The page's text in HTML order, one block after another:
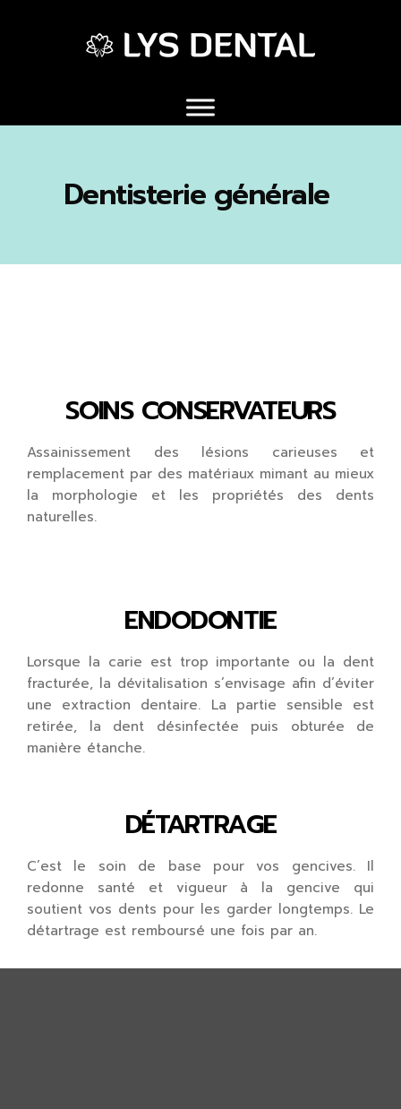
Dentisterie générale
SOINS CONSERVATEURS​​​​
Assainissement des lésions carieuses et
remplacement par des matériaux mimant au mieux
la morphologie et les propriétés des dents
naturelles.
ENDODONTIE​
Lorsque la carie est trop importante ou la dent
fracturée, la dévitalisation s’envisage afin d’éviter
une extraction dentaire. La partie sensible est
retirée, la dent désinfectée puis obturée de
manière étanche.
DÉTARTRAGE​
C’est le soin de base pour vos gencives. Il
redonne santé et vigueur à la gencive qui
soutient vos dents pour les garder longtemps. Le
détartrage est remboursé une fois par an.